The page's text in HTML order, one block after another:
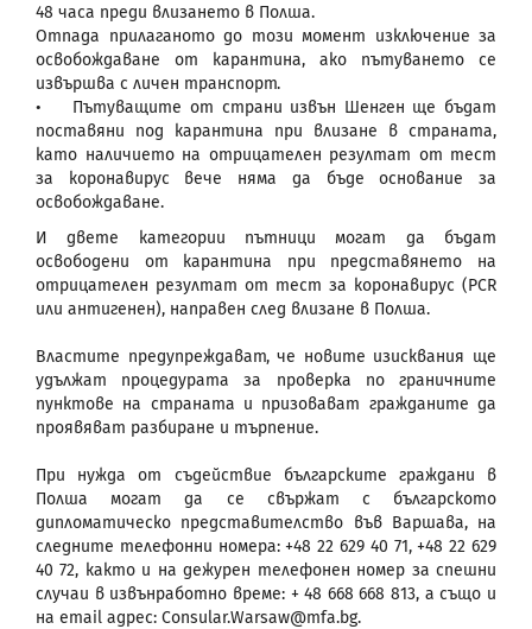
48 часа преди влизането в Полша.
Отпада прилаганото до този момент изключение за
освобождаване от карантина, ако пътуването се
извършва с личен транспорт.
• Пътуващите от страни извън Шенген ще бъдат
поставяни под карантина при влизане в страната,
като наличието на отрицателен резултат от тест
за коронавирус вече няма да бъде основание за
освобождаване.
И двете категории пътници могат да бъдат
освободени от карантина при представянето на
отрицателен резултат от тест за коронавирус (PCR
или антигенен), направен след влизане в Полша.
Властите предупреждават, че новите изисквания ще
удължат процедурата за проверка по граничните
пунктове на страната и призовават гражданите да
проявяват разбиране и търпение.
При нужда от съдействие българските граждани в
Полша могат да се свържат с българското
дипломатическо представителство във Варшава, на
следните телефонни номера: +48 22 629 40 71, +48 22 629
40 72, както и на дежурен телефонен номер за спешни
случаи в извънработно време: + 48 668 668 813, а също и
на email адрес: Consular.Warsaw@mfa.bg.